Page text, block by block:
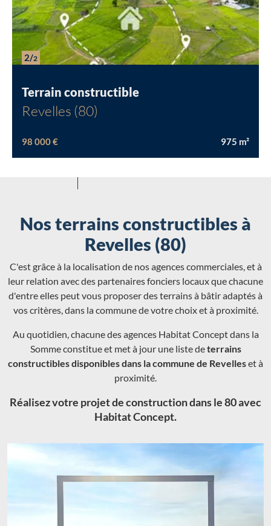
2/2
Terrain constructible
Revelles (80)
98 000 € 975 m²
Nos terrains constructibles à
Revelles (80)
C'est grâce à la localisation de nos agences commerciales, et à
leur relation avec des partenaires fonciers locaux que chacune
d'entre elles peut vous proposer des terrains à bâtir adaptés à
vos critères, dans la commune de votre choix et à proximité.
Au quotidien, chacune des agences Habitat Concept dans la
Somme constitue et met à jour une liste deterrains
constructibles disponibles dans la commune de Revelleset à
proximité.
Réalisez votre projet de construction dans le 80 avec
Habitat Concept.